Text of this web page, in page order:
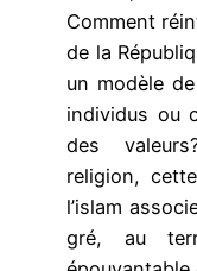
Comment
de la
un modèle
individus ou
des
religion,
l’islam
gré, au